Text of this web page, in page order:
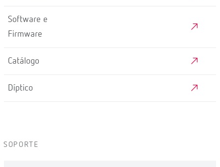
Software e
Firmware
Catálogo
Díptico
SOPORTE